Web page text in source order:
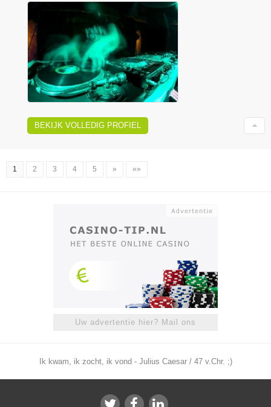
BEKIJK VOLLEDIG PROFIEL
1 2 3 4 5 » »»
Uw advertentie hier? Mail ons
Ik kwam, ik zocht, ik vond - Julius Caesar / 47 v.Chr. ;)